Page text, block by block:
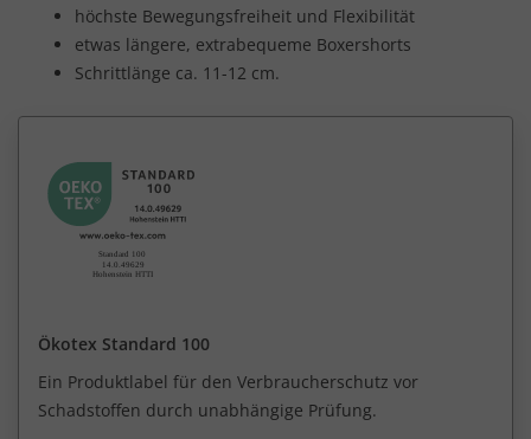
höchste Bewegungsfreiheit und Flexibilität
etwas längere, extrabequeme Boxershorts
Schrittlänge ca. 11-12 cm.
Ökotex Standard 100
Ein Produktlabel für den Verbraucherschutz vor
Schadstoffen durch unabhängige Prüfung.